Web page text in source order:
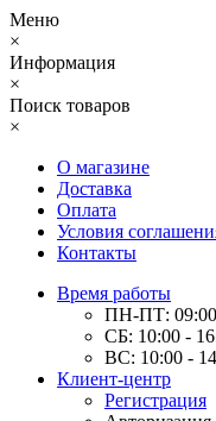
Меню
×
Информация
×
Поиск товаров
×
О магазине
Доставка
Оплата
Условия
Контакты
Время работы
ПН-ПТ: 09:00
СБ: 10:00 -
ВС: 10:00 -
Клиент-центр
Регистрация